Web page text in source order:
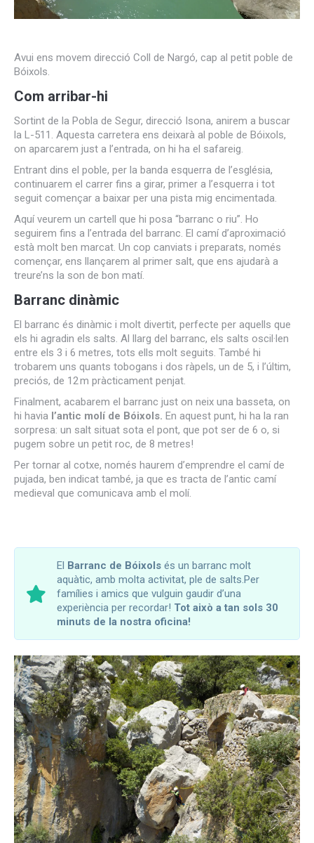
Avui ens movem direcció Coll de Nargó, cap al petit poble de
Bóixols.
Com arribar-hi
Sortint de la Pobla de Segur, direcció Isona, anirem a buscar
la L-511. Aquesta carretera ens deixarà al poble de Bóixols,
on aparcarem just a l’entrada, on hi ha el safareig.
Entrant dins el poble, per la banda esquerra de l’església,
continuarem el carrer fins a girar, primer a l’esquerra i tot
seguit començar a baixar per una pista mig encimentada.
Aquí veurem un cartell que hi posa “barranc o riu”. Ho
seguirem fins a l’entrada del barranc. El camí d’aproximació
està molt ben marcat. Un cop canviats i preparats, només
començar, ens llançarem al primer salt, que ens ajudarà a
treure’ns la son de bon matí.
Barranc dinàmic
El barranc és dinàmic i molt divertit, perfecte per aquells que
els hi agradin els salts. Al llarg del barranc, els salts oscil·len
entre els 3 i 6 metres, tots ells molt seguits. També hi
trobarem uns quants tobogans i dos ràpels, un de 5, i l’últim,
preciós, de 12 m pràcticament penjat.
Finalment, acabarem el barranc just on neix una basseta, on
hi havia l’antic molí de Bóixols. En aquest punt, hi ha la ran
sorpresa: un salt situat sota el pont, que pot ser de 6 o, si
pugem sobre un petit roc, de 8 metres!
Per tornar al cotxe, només haurem d’emprendre el camí de
pujada, ben indicat també, ja que es tracta de l’antic camí
medieval que comunicava amb el molí.
El Barranc de Bóixols és un barranc molt
aquàtic, amb molta activitat, ple de salts.Per
famílies i amics que vulguin gaudir d’una
experiència per recordar! Tot això a tan sols 30
minuts de la nostra oficina!